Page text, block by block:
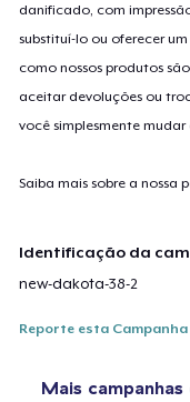
danificado, com
substituí-lo ou oferecer
como nossos produtos
aceitar devoluções ou
você simplesmente mudar
Saiba mais sobre a nossa
Identificação da
new-dakota-38-2
Reporte esta Campanha
Mais campanhas